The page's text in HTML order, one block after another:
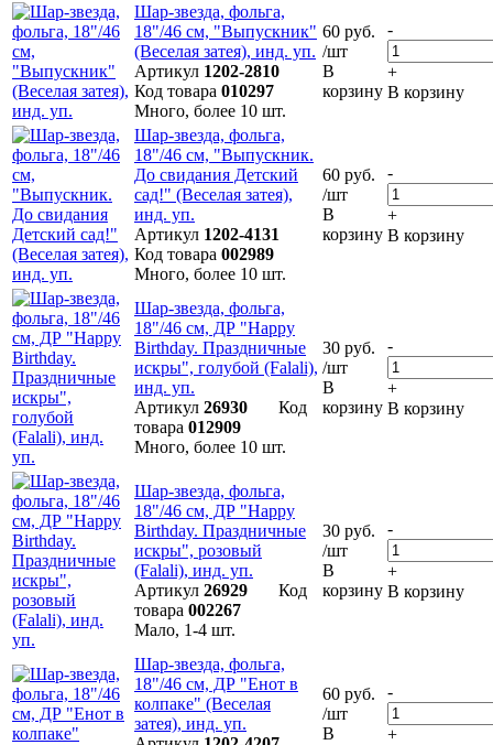
Шар-звезда, фольга,
18"/46 см, "Выпускник"
(Веселая затея), инд. уп.
Артикул 1202-2810
Код товара 010297
Много, более 10 шт.
60 руб.
/шт
В
корзину
-
+
В корзину
Шар-звезда, фольга,
18"/46 см, "Выпускник.
До свидания Детский
сад!" (Веселая затея),
инд. уп.
Артикул 1202-4131
Код товара 002989
Много, более 10 шт.
60 руб.
/шт
В
корзину
-
+
В корзину
Шар-звезда, фольга,
18"/46 см, ДР "Happy
Birthday. Праздничные
искры", голубой (Falali),
инд. уп.
Артикул 26930 Код
товара 012909
Много, более 10 шт.
30 руб.
/шт
В
корзину
-
+
В корзину
Шар-звезда, фольга,
18"/46 см, ДР "Happy
Birthday. Праздничные
искры", розовый
(Falali), инд. уп.
Артикул 26929 Код
товара 002267
Мало, 1-4 шт.
30 руб.
/шт
В
корзину
-
+
В корзину
Шар-звезда, фольга,
18"/46 см, ДР "Енот в
колпаке" (Веселая
затея), инд. уп.
60 руб.
/шт
В
-
+